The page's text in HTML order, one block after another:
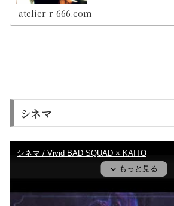
atelier-r-666.com
シネマ